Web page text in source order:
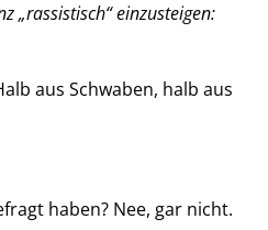
„rassistisch“ einzusteigen:
aus Schwaben, halb aus
haben? Nee, gar nicht.